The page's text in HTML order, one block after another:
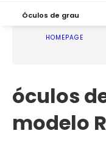
Óculos de grau
HOMEPAGE
óculos
modelo